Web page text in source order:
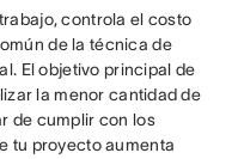
controla el costo
de la técnica de
El objetivo principal de
la menor cantidad de
de cumplir con los
tu proyecto aumenta